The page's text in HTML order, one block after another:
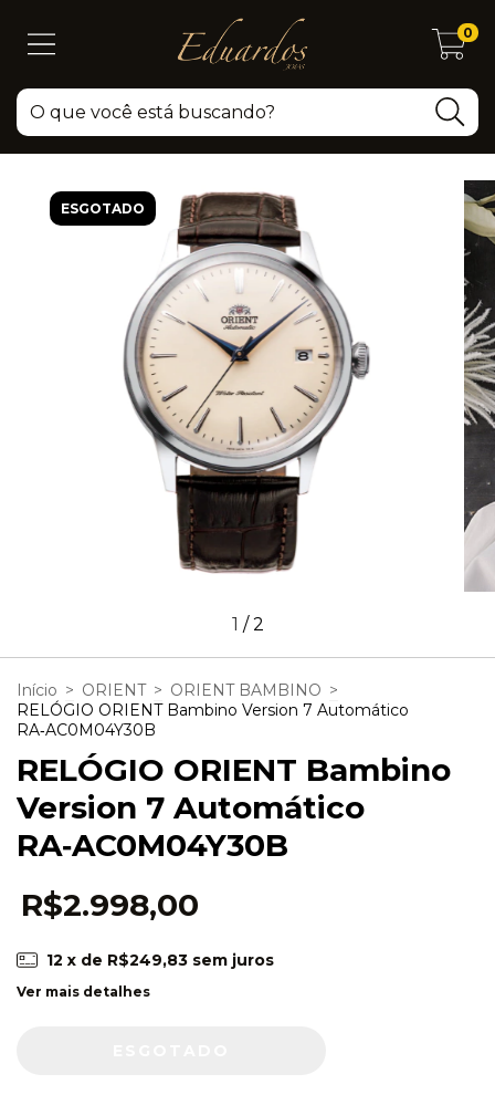
0
ESGOTADO
1 /2
Início > ORIENT > ORIENT BAMBINO >
RELÓGIO ORIENT Bambino Version 7 Automático
RA‑AC0M04Y30B
RELÓGIO ORIENT Bambino
Version 7 Automático
RA‑AC0M04Y30B
R$2.998,00
12 x de R$249,83 sem juros
Ver mais detalhes